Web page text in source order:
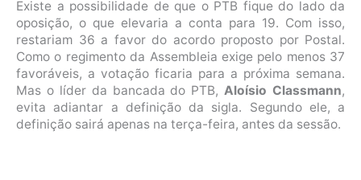
Existe a possibilidade de que o PTB fique do lado da
oposição, o que elevaria a conta para 19. Com isso,
restariam 36 a favor do acordo proposto por Postal.
Como o regimento da Assembleia exige pelo menos 37
favoráveis, a votação ficaria para a próxima semana.
Mas o líder da bancada do PTB,Aloísio Classmann,
evita adiantar a definição da sigla. Segundo ele, a
definição sairá apenas na terça-feira, antes da sessão.